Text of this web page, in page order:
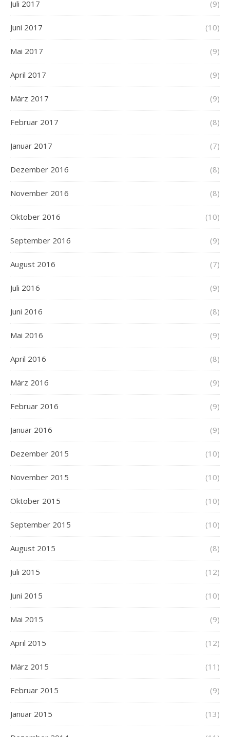
Juli 2017 (9)
Juni 2017 (10)
Mai 2017 (9)
April 2017 (9)
März 2017 (9)
Februar 2017 (8)
Januar 2017 (7)
Dezember 2016 (8)
November 2016 (8)
Oktober 2016 (10)
September 2016 (9)
August 2016 (7)
Juli 2016 (9)
Juni 2016 (8)
Mai 2016 (9)
April 2016 (8)
März 2016 (9)
Februar 2016 (9)
Januar 2016 (9)
Dezember 2015 (10)
November 2015 (10)
Oktober 2015 (10)
September 2015 (10)
August 2015 (8)
Juli 2015 (12)
Juni 2015 (10)
Mai 2015 (9)
April 2015 (12)
März 2015 (11)
Februar 2015 (9)
Januar 2015 (13)